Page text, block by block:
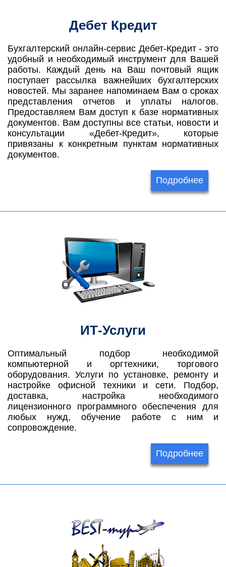
Дебет Кредит
Бухгалтерский онлайн-сервис Дебет-Кредит - это
удобный и необходимый инструмент для Вашей
работы. Каждый день на Ваш почтовый ящик
поступает рассылка важнейших бухгалтерских
новостей. Мы заранее напоминаем Вам о сроках
представления отчетов и уплаты налогов.
Предоставляем Вам доступ к базе нормативных
документов. Вам доступны все статьи, новости и
консультации «Дебет-Кредит», которые
привязаны к конкретным пунктам нормативных
документов.
Подробнее
ИТ-Услуги
Оптимальный подбор необходимой
компьютерной и оргтехники, торгового
оборудования. Услуги по установке, ремонту и
настройке офисной техники и сети. Подбор,
доставка, настройка необходимого
лицензионного программного обеспечения для
любых нужд, обучение работе с ним и
сопровождение.
Подробнее